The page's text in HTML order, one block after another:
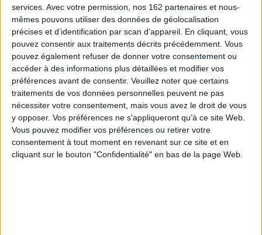
services. Avec votre permission, nos 162 partenaires et nous-
mêmes pouvons utiliser des données de géolocalisation
précises et d’identification par scan d'appareil. En cliquant, vous
pouvez consentir aux traitements décrits précédemment. Vous
pouvez également refuser de donner votre consentement ou
accéder à des informations plus détaillées et modifier vos
préférences avant de consentir. Veuillez noter que certains
traitements de vos données personnelles peuvent ne pas
nécessiter votre consentement, mais vous avez le droit de vous
y opposer. Vos préférences ne s'appliqueront qu’à ce site Web.
Vous pouvez modifier vos préférences ou retirer votre
consentement à tout moment en revenant sur ce site et en
cliquant sur le bouton "Confidentialité" en bas de la page Web.
AJOUTER AU PANIER
Golden gold. Vol. 1
Éditeur :
La vie de Ruka Hayasaka bascule lorsqu'elle
découvre une statuette représentant
Fukunokami, un dieu qui apporterait argent et
prospérité. ©Electre 2026
8,50 €
Disponible chez l'éditeur